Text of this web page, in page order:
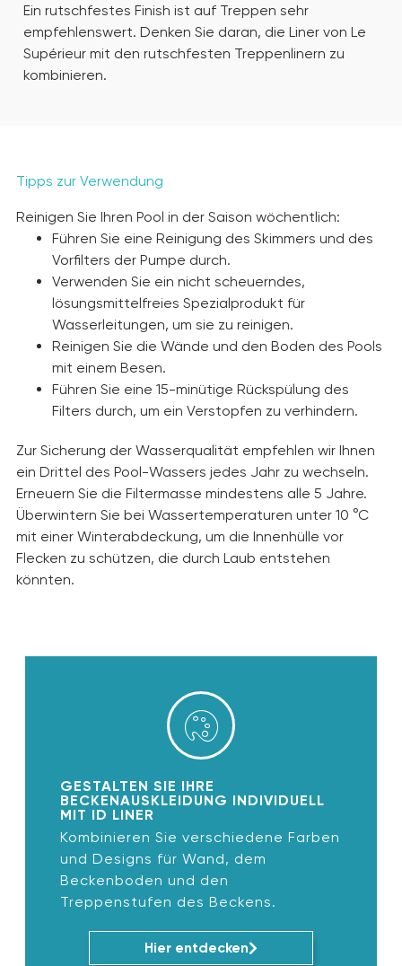
Ein rutschfestes Finish ist auf Treppen sehr
empfehlenswert. Denken Sie daran, die Liner von Le
Supérieur mit den rutschfesten Treppenlinern zu
kombinieren.
Tipps zur Verwendung
Reinigen Sie Ihren Pool in der Saison wöchentlich:
Führen Sie eine Reinigung des Skimmers und des
Vorfilters der Pumpe durch.
Verwenden Sie ein nicht scheuerndes,
lösungsmittelfreies Spezialprodukt für
Wasserleitungen, um sie zu reinigen.
Reinigen Sie die Wände und den Boden des Pools
mit einem Besen.
Führen Sie eine 15-minütige Rückspülung des
Filters durch, um ein Verstopfen zu verhindern.
Zur Sicherung der Wasserqualität empfehlen wir Ihnen
ein Drittel des Pool-Wassers jedes Jahr zu wechseln.
Erneuern Sie die Filtermasse mindestens alle 5 Jahre.
Überwintern Sie bei Wassertemperaturen unter 10 °C
mit einer Winterabdeckung, um die Innenhülle vor
Flecken zu schützen, die durch Laub entstehen
könnten.
GESTALTEN SIE IHRE
BECKENAUSKLEIDUNG INDIVIDUELL
MIT ID LINER
Kombinieren Sie verschiedene Farben
und Designs für Wand, dem
Beckenboden und den
Treppenstufen des Beckens.
Hier entdecken